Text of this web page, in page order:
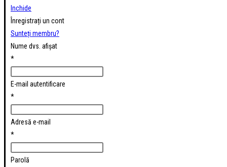
Inchide
Înregistrați un cont
Sunteți membru?
Nume dvs. afișat
*
E-mail autentificare
*
Adresă e-mail
*
Parolă